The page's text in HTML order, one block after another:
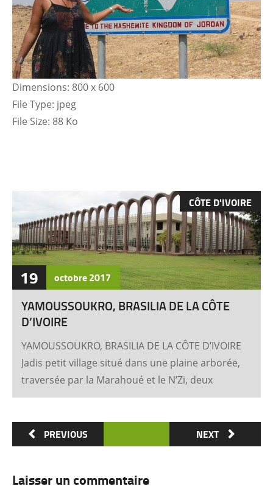
Dimensions: 800 x 600
File Type: jpeg
File Size: 88 Ko
CÔTE D'IVOIRE
19 octobre2017
YAMOUSSOUKRO, BRASILIA DE LA CÔTE
D’IVOIRE
YAMOUSSOUKRO, BRASILIA DE LA CÔTE D’IVOIRE
Jadis petit village situé dans une plaine arborée,
traversée par la Marahoué et le N’Zi, deux
affluents du Bandama, Yamoussoukro est
synonyme de la Côte d’Ivoire Un symbole
universel Créée ex nihilo au centre du pays à
un événement majeur dans l’histoire de
PREVIOUS NEXT
Laisser un commentaire